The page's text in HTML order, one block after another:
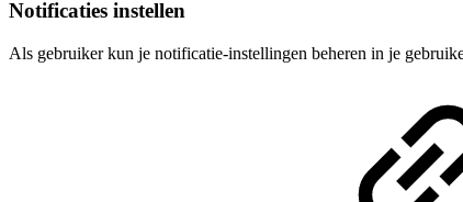
Notificaties instellen
Als gebruiker kun je notificatie-instellingen beheren in je